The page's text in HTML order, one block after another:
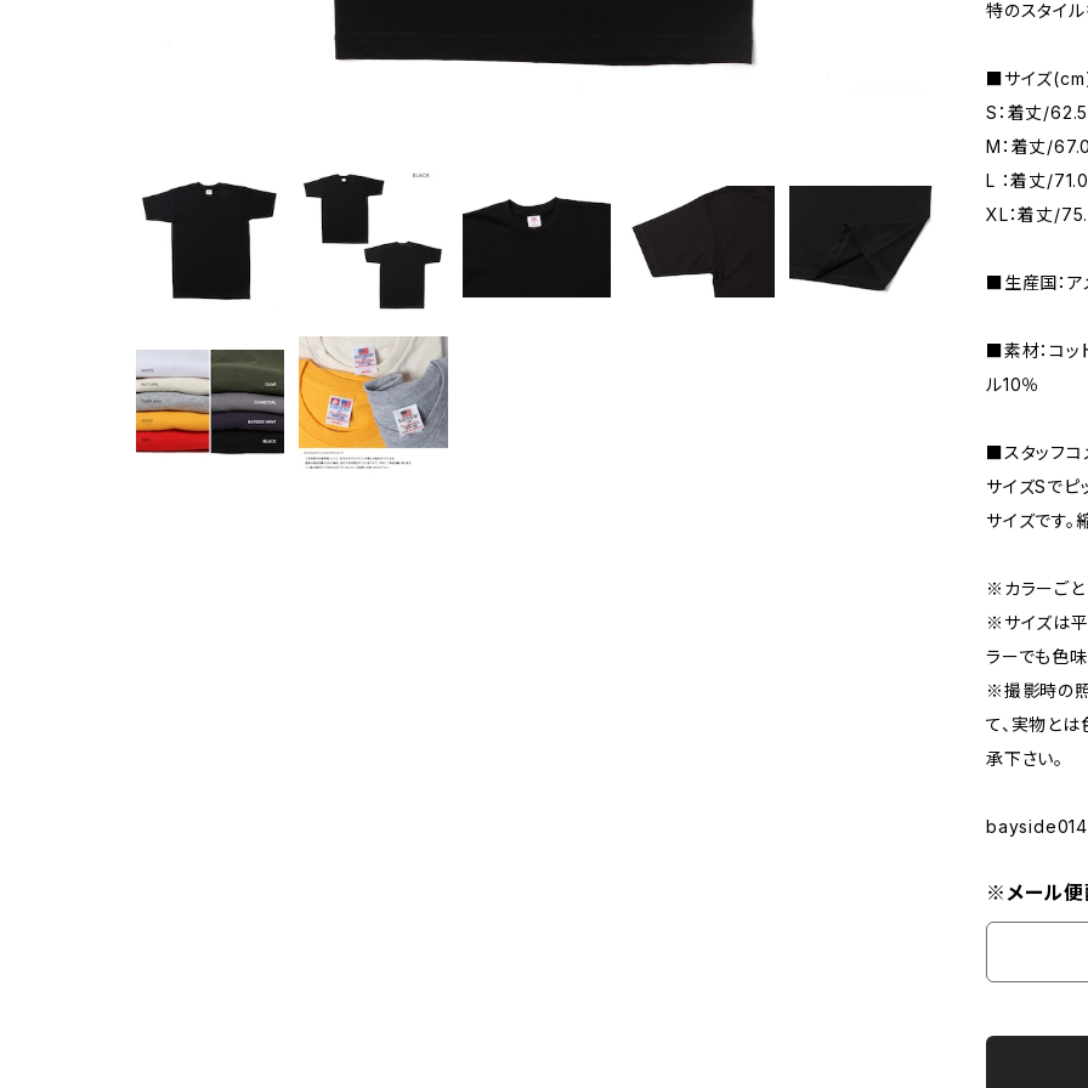
特のスタイル
■サイズ
S：着丈/
M：着丈/
L ：着丈/
XL：着丈/
■生産国：ア
■素材：コッ
ル10％
■スタッフ
サイズSでピ
サイズです
※カラーごと
※サイズは平
ラーでも色
※撮影時の
て、実物と
承下さい。
bayside014
※メール便